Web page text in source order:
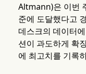
Altmann)은 이번
준에 도달했다고
데스크의 데이터
션이 과도하게 확
에 최고치를 기록